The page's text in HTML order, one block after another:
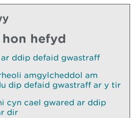
hefyd
ddip defaid gwastraff
amgylcheddol am
dip defaid gwastraff ar y tir
cyn cael gwared ar ddip
dir